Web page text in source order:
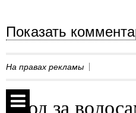
Показать
На правах рекламы
Уход за